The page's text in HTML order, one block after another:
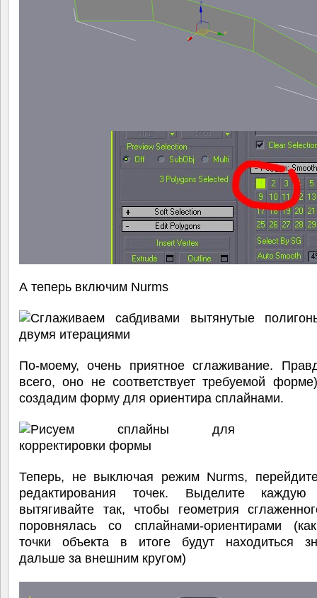
А теперь включим Nurms
По-моему, очень приятное сглаживание.
всего, оно не соответствует требуемой
создадим форму для ориентира сплайнами.
Теперь, не выключая режим Nurms,
редактирования точек. Выделите
вытягивайте так, чтобы геометрия
поровнялась со сплайнами-ориентирами
точки объекта в итоге будут находиться
дальше за внешним кругом)